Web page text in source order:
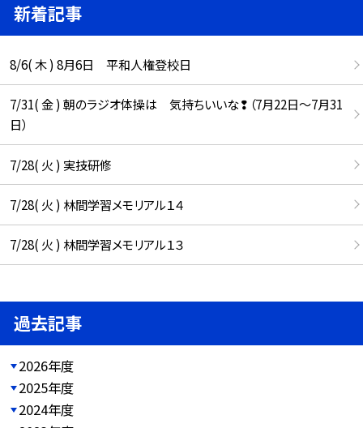
新着記事
8/6( 木 ) 8月6日 平和人権登校日
7/31( 金 ) 朝のラジオ体操は 気持ちいいな❢（7月22日～7月31
日）
7/28( 火 ) 実技研修
7/28( 火 ) 林間学習メモリアル１４
7/28( 火 ) 林間学習メモリアル１３
過去記事
2026年度
2025年度
2024年度